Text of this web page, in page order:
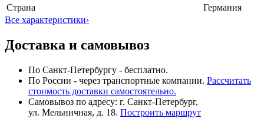
Страна
Германия
Все характеристики›
Доставка и самовывоз
По Санкт-Петербургу - бесплатно.
По России - через транспортные компании. Рассчитать
стоимость доставки самостоятельно.
Самовывоз по адресу: г. Санкт-Петербург,
ул. Мельничная, д. 18. Построить маршрут